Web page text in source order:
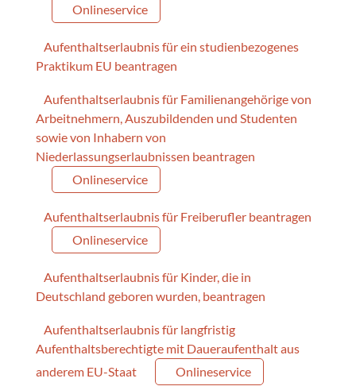
Onlineservice
Aufenthaltserlaubnis für ein studienbezogenes
Praktikum EU beantragen
Aufenthaltserlaubnis für Familienangehörige von
Arbeitnehmern, Auszubildenden und Studenten
sowie von Inhabern von
Niederlassungserlaubnissen beantragen
Onlineservice
Aufenthaltserlaubnis für Freiberufler beantragen
Onlineservice
Aufenthaltserlaubnis für Kinder, die in
Deutschland geboren wurden, beantragen
Aufenthaltserlaubnis für langfristig
Aufenthaltsberechtigte mit Daueraufenthalt aus
anderem EU-Staat
Onlineservice